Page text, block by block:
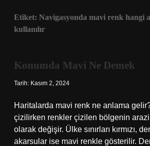
Etiket: Navigasyonda mavi renk hangi
kullanılır
Konumda Mavi Ne Demek
Tarih: Kasım 2, 2024
Haritalarda mavi renk ne anlama
çizilirken renkler çizilen bölgenin
olarak değişir. Ülke sınırları kırmızı,
akarsular ise mavi renkle gösterilir.